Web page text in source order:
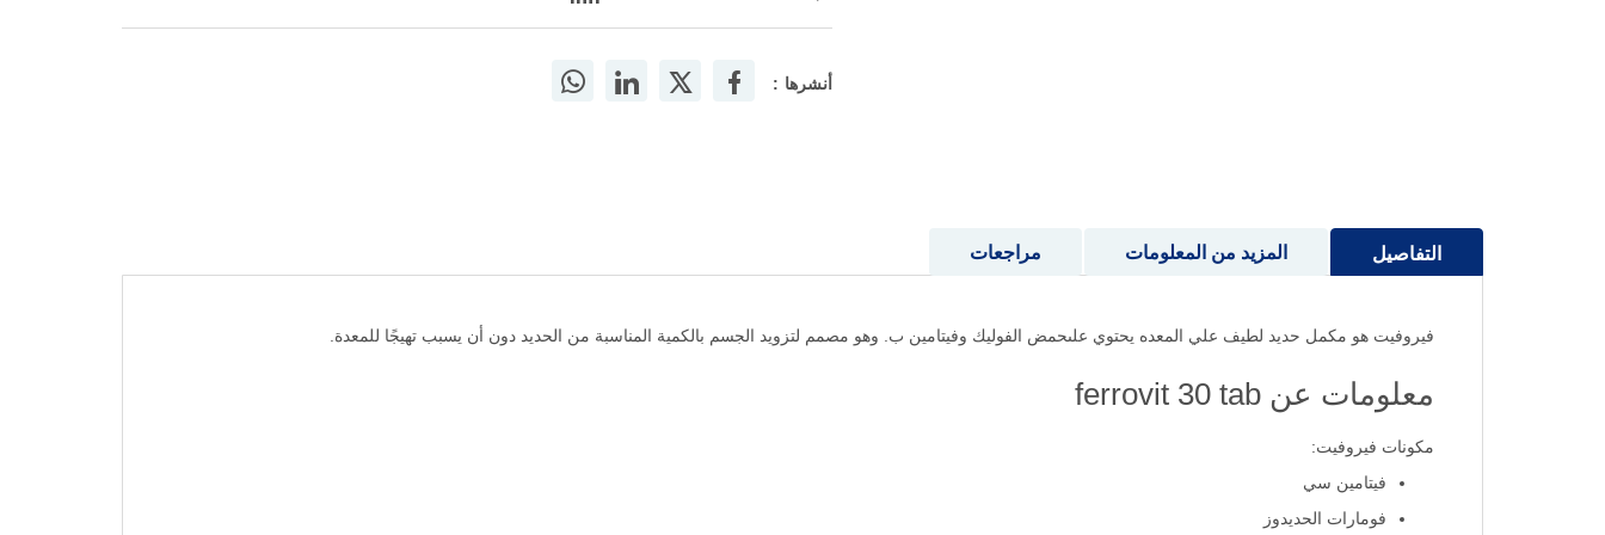
أنشرها :
التفاصيل
فيروفيت هو مكمل حديد لطيف علي المعده يحتوي علىحمض الفوليك وفيتامين ب. وهو مصمم لتزويد الجسم بالكمية المناسبة من الحديد دون أن يسبب تهيجًا للمعدة.
معلومات عن ferrovit 30 tab
مكونات فيروفيت:
فيتامين سي
فومارات الحديدوز
المزيد من المعلومات مراجعات